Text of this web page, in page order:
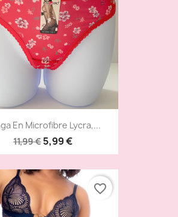
En Microfibre Lycra,...
11,99 € 5,99 €
favorite_border